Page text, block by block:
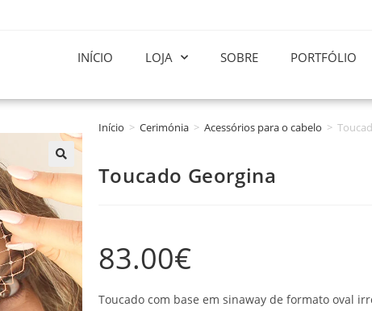
INÍCIO LOJA SOBRE PORTFÓLIO
Início > Cerimónia > Acessórios para o cabelo >
Toucado Georgina
83.00€
Toucado com base em sinaway de formato oval